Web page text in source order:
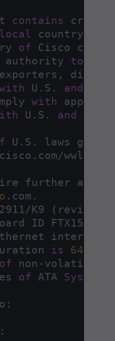
contains
local country
of Cisco
authority to
U.S. and
with
U.S. and
U.S. laws
/wwl
further
.com.
/K9
is 64
of non -
of ATA System